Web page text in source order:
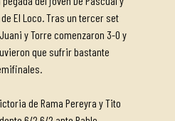
El Loco. Tras un tercer set
y Torre comenzaron 3-0 y
que sufrir bastante
de Rama Pereyra y Tito